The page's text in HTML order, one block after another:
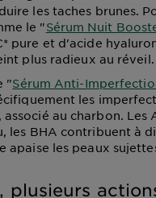
les taches brunes.
le "Sérum Nuit
pure et d'acide
plus radieux au réveil.
"Sérum Anti-
les
associé au charbon.
les BHA contribuent à
apaise les peaux
plusieurs